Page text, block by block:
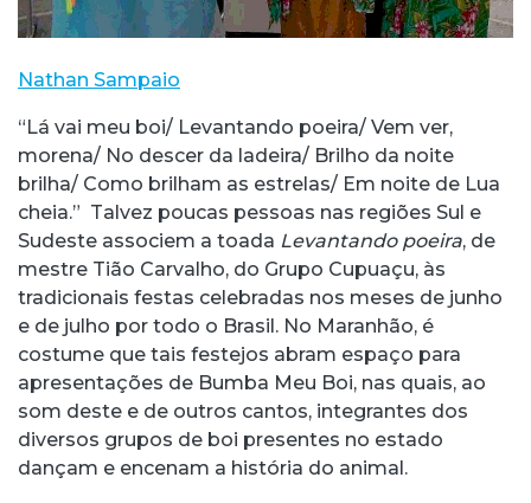
Nathan Sampaio
“Lá vai meu boi/ Levantando poeira/ Vem ver,
morena/ No descer da ladeira/ Brilho da noite
brilha/ Como brilham as estrelas/ Em noite de Lua
cheia.” Talvez poucas pessoas nas regiões Sul e
Sudeste associem a toada Levantando poeira, de
mestre Tião Carvalho, do Grupo Cupuaçu, às
tradicionais festas celebradas nos meses de junho
e de julho por todo o Brasil. No Maranhão, é
costume que tais festejos abram espaço para
apresentações de Bumba Meu Boi, nas quais, ao
som deste e de outros cantos, integrantes dos
diversos grupos de boi presentes no estado
dançam e encenam a história do animal.